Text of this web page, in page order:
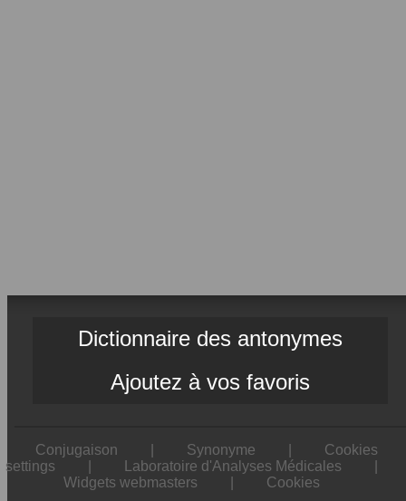
Dictionnaire des antonymes
Ajoutez à vos favoris
Conjugaison Synonyme
Cookies
settings
Laboratoire d'Analyses Médicales
Widgets webmasters
Cookies